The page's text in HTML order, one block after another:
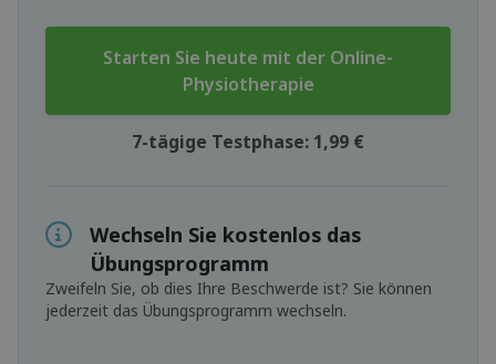
Starten Sie heute mit der Online-
Physiotherapie
7-tägige Testphase: 1,99 €
Wechseln Sie kostenlos das
Übungsprogramm
Zweifeln Sie, ob dies Ihre Beschwerde ist? Sie können
jederzeit das Übungsprogramm wechseln.